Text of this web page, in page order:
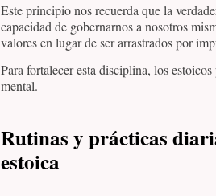
Este principio nos recuerda que la
capacidad de gobernarnos a nosotros
valores en lugar de ser arrastrados por
Para fortalecer esta disciplina, los
mental.
Rutinas y prácticas
estoica